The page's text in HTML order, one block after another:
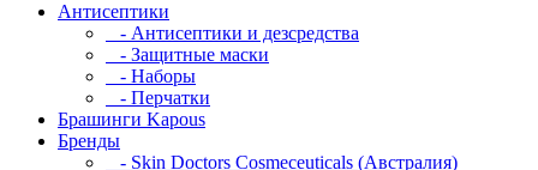
Антисептики
- Антисептики и дезсредства
- Защитные маски
- Наборы
- Перчатки
Брашинги Kapous
Бренды
- Skin Doctors Cosmeceuticals (Австралия)